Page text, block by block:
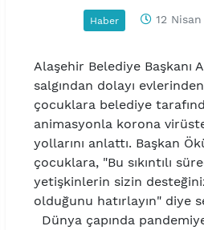
Haber 12
Alaşehir Belediye Başkanı
salgından dolayı
çocuklara belediye
animasyonla korona
yollarını anlattı. Başkan
çocuklara, "Bu sıkıntılı
yetişkinlerin sizin
olduğunu hatırlayın" diye
Dünya çapında